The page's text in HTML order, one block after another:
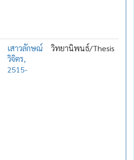
เสาวลักษณ์
วิจิตร,
2515-
วิทยานิพนธ์/Thesis